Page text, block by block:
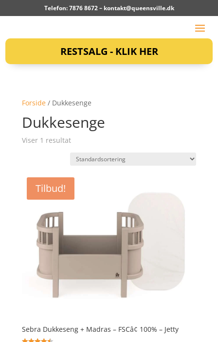
Telefon: 7876 8672 – kontakt@queensville.dk
RESTSALG - KLIK HER
Forside/ Dukkesenge
Dukkesenge
Viser 1 resultat
Tilbud!
Sebra Dukkeseng + Madras – FSCâ¢ 100% – Jetty